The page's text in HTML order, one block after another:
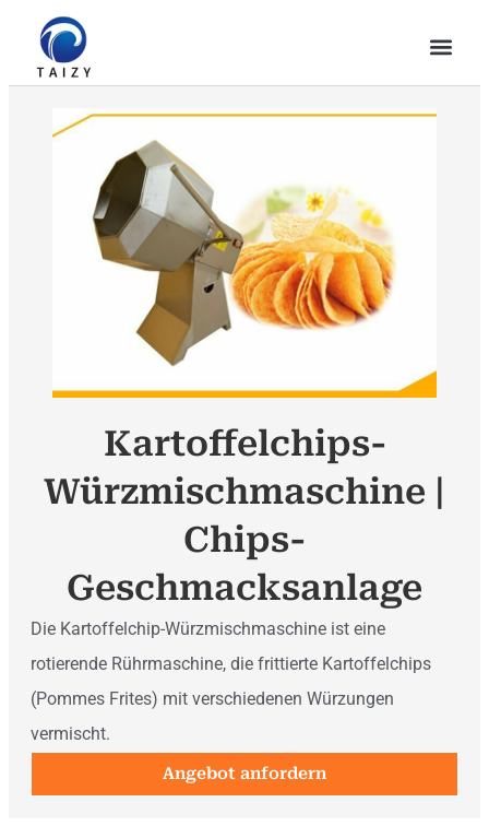
Kartoffelchips-
Würzmischmaschine |
Chips-
Geschmacksanlage
Die Kartoffelchip-Würzmischmaschine ist eine
rotierende Rührmaschine, die frittierte Kartoffelchips
(Pommes Frites) mit verschiedenen Würzungen
vermischt.
Angebot anfordern